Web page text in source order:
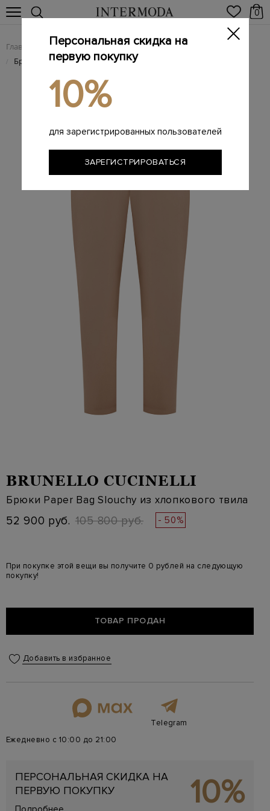
0
Главная Женщинам / Женская одежда / Женские брюки
/ Брюки Paper Bag Slouchy из&nbsp;хлопкового твила
BRUNELLO CUCINELLI
Брюки Paper Bag Slouchy из хлопкового твила
52 900 руб. 105 800 руб. - 50%
При покупке этой вещи вы получите 0 рублей на следующую
покупку!
ТОВАР ПРОДАН
Добавить в избранное
Telegram
Ежедневно с 10:00 до 21:00
ПЕРСОНАЛЬНАЯ СКИДКА НА
ПЕРВУЮ ПОКУПКУ
10%
Персональная скидка на
первую покупку
10%
для зарегистрированных пользователей
ЗАРЕГИСТРИРОВАТЬСЯ